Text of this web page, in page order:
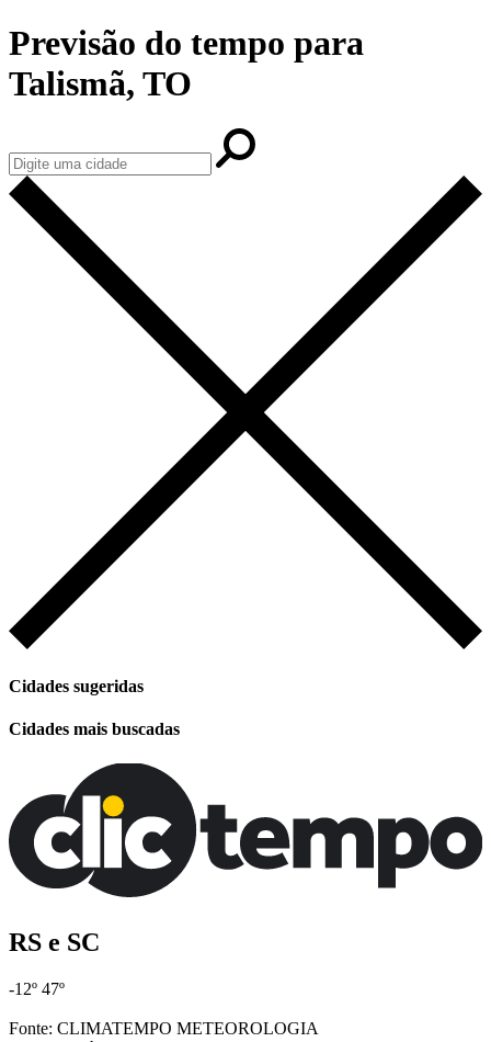
Previsão do tempo para
Talismã, TO
Cidades sugeridas
Cidades mais buscadas
RS e SC
-12º 47º
Fonte: CLIMATEMPO METEOROLOGIA